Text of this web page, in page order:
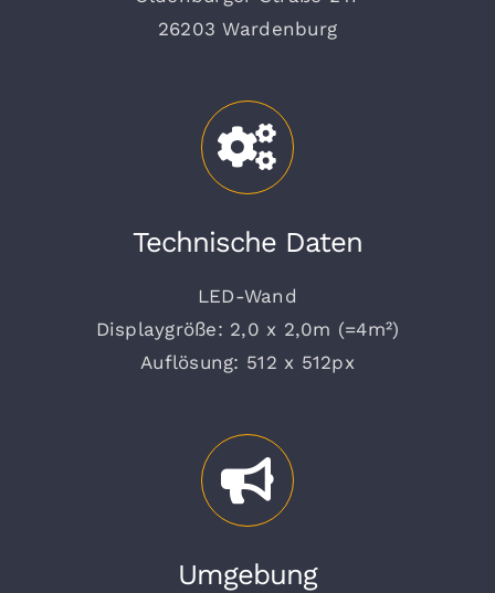
26203 Wardenburg
Technische Daten
LED-Wand
Displaygröße: 2,0 x 2,0m (=4m²)
Auflösung: 512 x 512px
Umgebung